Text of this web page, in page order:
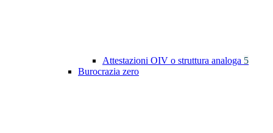
Attestazioni OIV o struttura analoga 5
Burocrazia zero